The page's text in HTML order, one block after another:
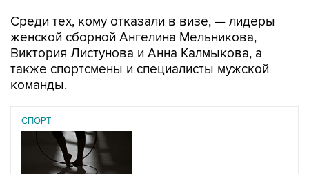
Виктория Листунова и Анна Калмыкова, а
также спортсмены и специалисты мужской
команды.
СПОРТ